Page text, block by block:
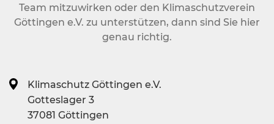
Team mitzuwirken oder den Klimaschutzverein
Göttingen e.V. zu unterstützen, dann sind Sie hier
genau richtig.
Klimaschutz Göttingen e.V.
Gotteslager 3
37081 Göttingen